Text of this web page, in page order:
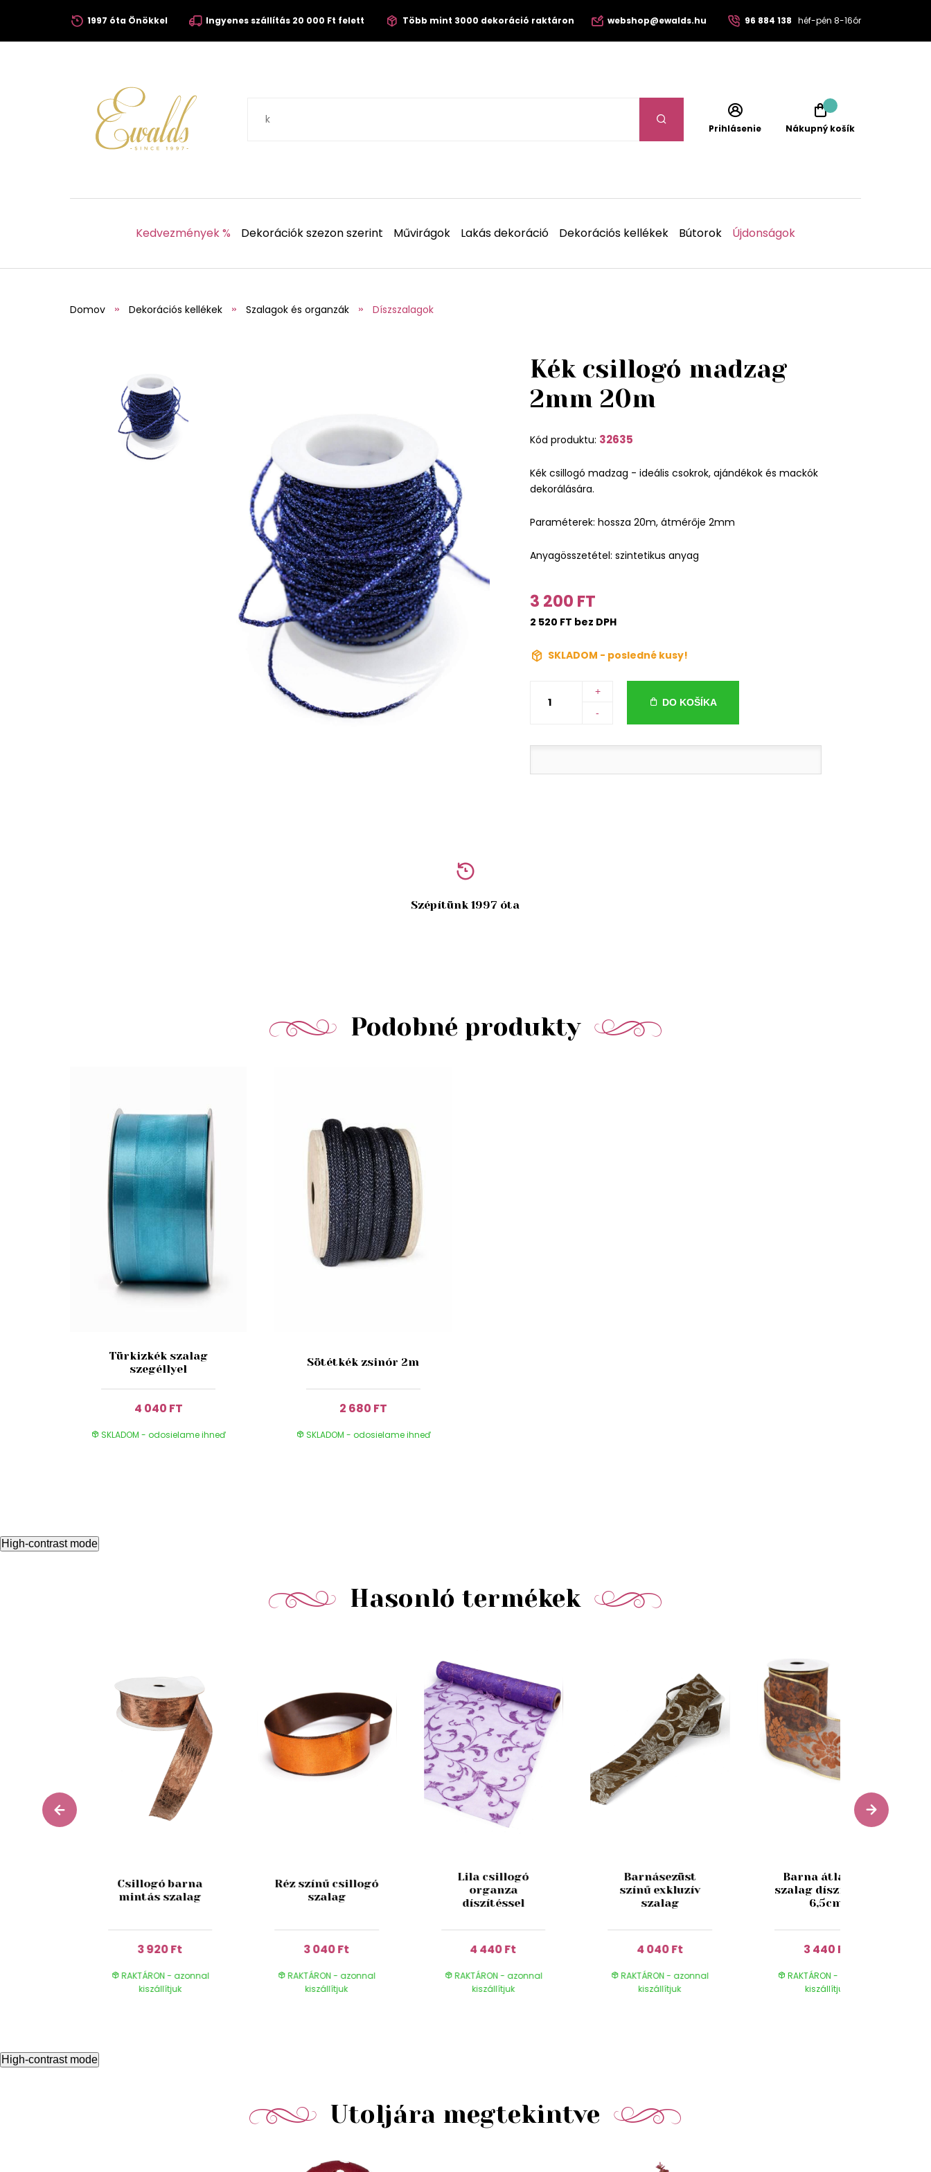
1997 óta Önökkel Ingyenes szállítás 20 000 Ft felett Több mint 3000 dekoráció raktáron webshop@ewalds.hu 96 884 138 héf-pén 8-16ór
Prihlásenie Nákupný košík
Kedvezmények % Dekorációk szezon szerint Művirágok Lakás dekoráció Dekorációs kellékek Bútorok Újdonságok
Domov Dekorációs kellékek Szalagok és organzák Díszszalagok
Kék csillogó madzag
2mm 20m
Kód produktu: 32635
Kék csillogó madzag - ideális csokrok, ajándékok és mackók
dekorálására.
Paraméterek: hossza 20m, átmérője 2mm
Anyagösszetétel: szintetikus anyag
3 200 FT
2 520 FT bez DPH
SKLADOM - posledné kusy!
+
-
DO KOŠÍKA
Szépítünk 1997 óta
Podobné produkty
Türkizkék szalag
szegéllyel
4 040 FT
SKLADOM - odosielame ihneď
Sötétkék zsinór 2m
2 680 FT
SKLADOM - odosielame ihneď
High-contrast mode
Hasonló termékek
Csillogó barna
mintás szalag
3 920 Ft
RAKTÁRON - azonnal
kiszállítjuk
Réz színű csillogó
szalag
3 040 Ft
RAKTÁRON - azonnal
kiszállítjuk
Lila csillogó
organza
díszítéssel
4 440 Ft
RAKTÁRON - azonnal
kiszállítjuk
Barnásezüst
színű exkluzív
szalag
4 040 Ft
RAKTÁRON - azonnal
kiszállítjuk
Barna átlátszó
szalag díszítéssel
6,5cm
3 440 Ft
RAKTÁRON - azonnal
kiszállítjuk
High-contrast mode
Utoljára megtekintve